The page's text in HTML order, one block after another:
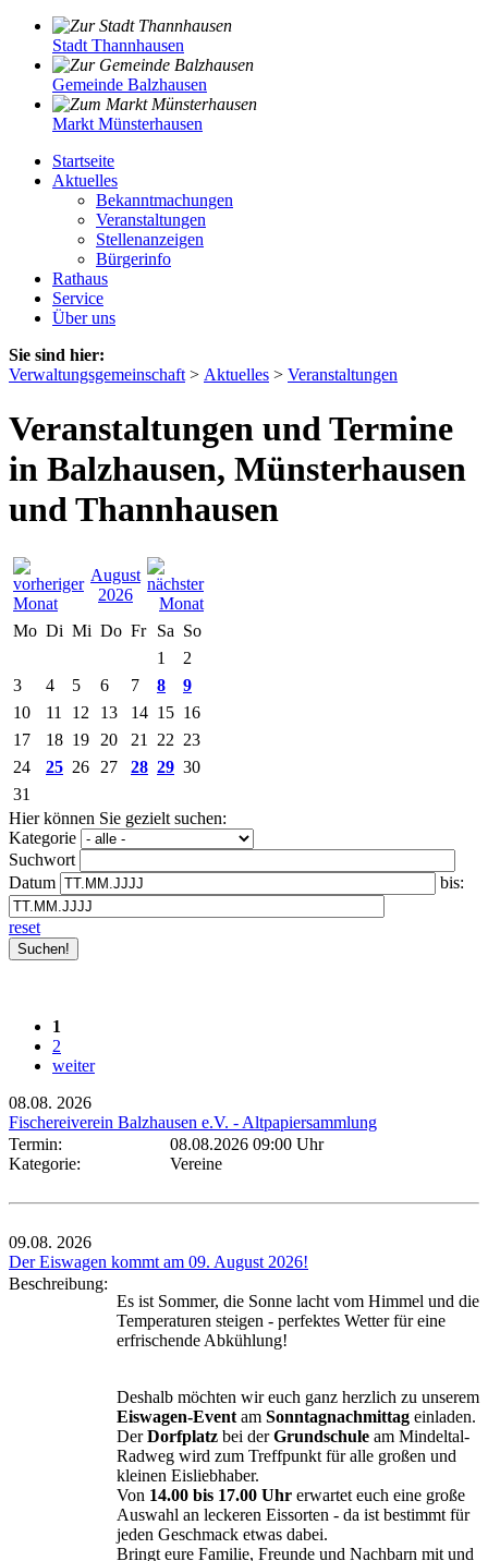
Stadt Thannhausen
Gemeinde Balzhausen
Markt Münsterhausen
Startseite
Aktuelles
Bekanntmachungen
Veranstaltungen
Stellenanzeigen
Bürgerinfo
Rathaus
Service
Über uns
Sie sind hier:
Verwaltungsgemeinschaft > Aktuelles > Veranstaltungen
Veranstaltungen und Termine
in Balzhausen, Münsterhausen
und Thannhausen
August
2026
Mo Di Mi Do Fr Sa So
1
2
3
4 5 6 7 8
9
10
11 12 13 14 15 16
17
18 19 20 21 22 23
24
25 26 27 28 29 30
31
Hier können Sie gezielt suchen:
Kategorie
Suchwort
Datum
bis:
reset
1
2
weiter
08.08. 2026
Fischereiverein Balzhausen e.V. - Altpapiersammlung
Termin:
08.08.2026 09:00 Uhr
Kategorie:
Vereine
09.08. 2026
Der Eiswagen kommt am 09. August 2026!
Beschreibung:
Es ist Sommer, die Sonne lacht vom Himmel und die
Temperaturen steigen - perfektes Wetter für eine
erfrischende Abkühlung!
Deshalb möchten wir euch ganz herzlich zu unserem
Eiswagen-Event am Sonntagnachmittag einladen.
DerDorfplatz bei derGrundschule am Mindeltal-
Radweg wird zum Treffpunkt für alle großen und
kleinen Eisliebhaber.
Von 14.00 bis 17.00 Uhr erwartet euch eine große
Auswahl an leckeren Eissorten - da ist bestimmt für
jeden Geschmack etwas dabei.
Bringt eure Familie, Freunde und Nachbarn mit und